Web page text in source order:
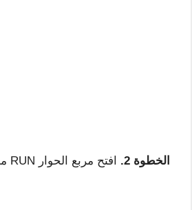
الخطوة 2. افتح مربع الحوار RUN من القائمة.